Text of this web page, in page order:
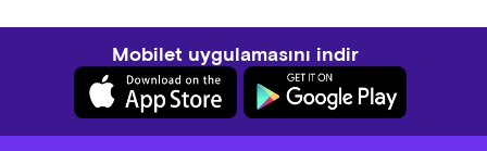
Mobilet uygulamasını indir